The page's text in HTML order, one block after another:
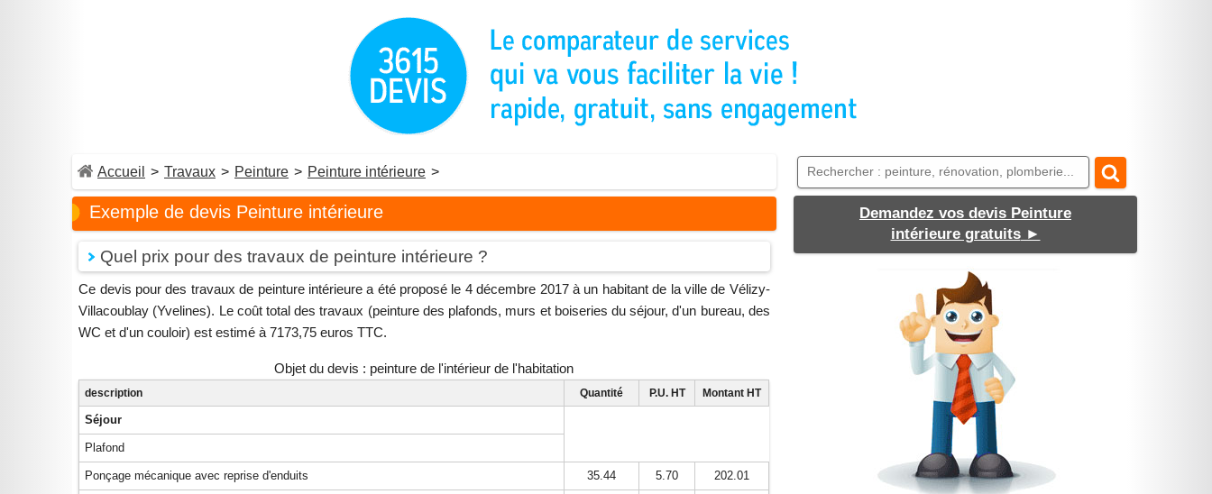
Accueil > Travaux > Peinture > Peinture intérieure >
Exemple de devis Peinture intérieure
Quel prix pour des travaux de peinture intérieure ?
Ce devis pour des travaux de peinture intérieure a été proposé le 4 décembre 2017 à un habitant de la ville de Vélizy-
Villacoublay (Yvelines). Le coût total des travaux (peinture des plafonds, murs et boiseries du séjour, d'un bureau, des
WC et d'un couloir) est estimé à 7173,75 euros TTC.
Objet du devis : peinture de l'intérieur de l'habitation
description Quantité P.U. HT Montant HT
Séjour
Plafond
Ponçage mécanique avec reprise d'enduits 35.44 5.70 202.01
Demandez vos devis Peinture
intérieure gratuits►